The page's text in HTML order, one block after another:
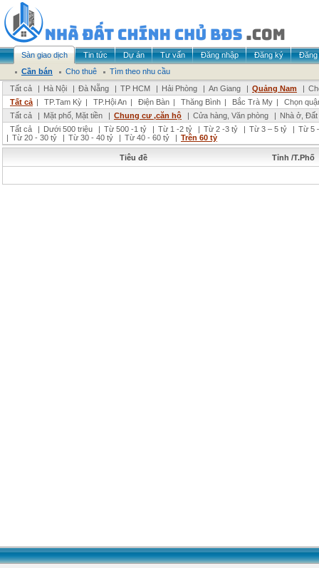
Sàn giao dịch Tin tức Dự án Tư vấn Đăng nhập Đăng ký
Đăng
Cần bán
Cho thuê
Tìm theo nhu cầu
Tất cả
| Hà Nội | Đà Nẵng | TP HCM | Hải Phòng | An Giang | Quảng Nam |
Tất cả | TP.Tam Kỳ | TP.Hội An | Điện Bàn | Thăng Bình | Bắc Trà My |
Chọn
Tất cả
| Mặt phố, Mặt tiền | Chung cư ,căn hộ | Cửa hàng, Văn phòng | Nhà ở,
Tất cả
| Dưới 500 triệu | Từ 500 -1 tỷ | Từ 1 -2 tỷ | Từ 2 -3 tỷ | Từ 3 – 5 tỷ | Từ 5
| Từ 20 - 30 tỷ | Từ 30 - 40 tỷ | Từ 40 - 60 tỷ | Trên 60 tỷ
Tiêu đề Tỉnh /T.Phố